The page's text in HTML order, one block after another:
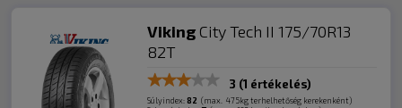
VikingCity Tech II 175/70R13
82T
3 (1 értékelés)
Súlyindex:82 (max. 475kg terhelhetőség kerekenként)